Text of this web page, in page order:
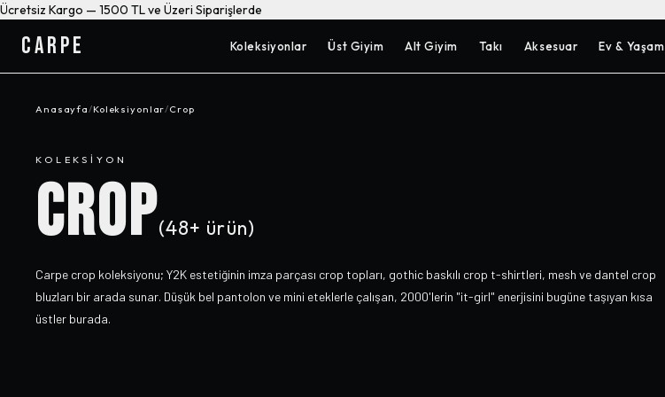
Ücretsiz Kargo — 1500 TL ve Üzeri Siparişlerde
CARPE Koleksiyonlar Üst Giyim Alt Giyim Takı Aksesuar Ev & Yaşam
Anasayfa/Koleksiyonlar/Crop
KOLEKSIYON
CROP(48+ ürün)
Carpe crop koleksiyonu; Y2K estetiğinin imza parçası crop topları, gothic baskılı crop t-shirtleri, mesh ve dantel crop
bluzları bir arada sunar. Düşük bel pantolon ve mini eteklerle çalışan, 2000'lerin "it-girl" enerjisini bugüne taşıyan kısa
üstler burada.